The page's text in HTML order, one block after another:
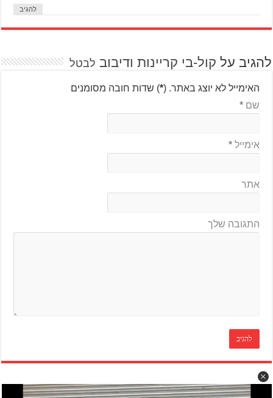
להגיב
להגיב על קול-בי קריינות ודיבוב לבטל
האימייל לא יוצג באתר. (
*) שדות חובה מסומנים
שם*
אימייל*
אתר
התגובה שלך